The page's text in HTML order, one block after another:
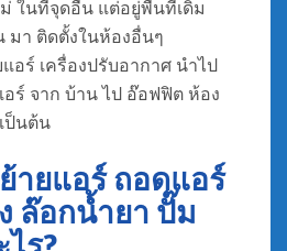
ในที่จุดอื่น แต่อยู่พื้นที่เดิม
มา ติดตั้งในห้องอื่นๆ
อร์ เครื่องปรับอากาศ นำไป
ร์ จาก บ้าน ไป อ๊อฟฟิต ห้อง
ป็นต้น
ายแอร์ ถอดแอร์
ล๊อกน้ำยา ปั๊ม